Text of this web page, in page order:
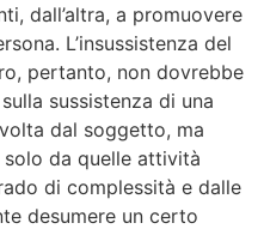
dall’altra, a promuovere
L’insussistenza del
pertanto, non dovrebbe
sussistenza di una
dal soggetto, ma
da quelle attività
di complessità e dalle
desumere un certo